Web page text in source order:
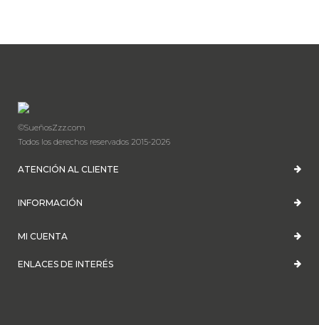
©SueñosZzz.com
Todos los derechos reservados 2015-2026
ATENCIÓN AL CLIENTE
INFORMACIÓN
MI CUENTA
ENLACES DE INTERÉS